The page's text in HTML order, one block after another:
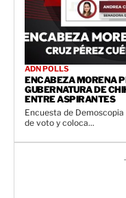
ADN POLLS
ENCABEZA MORENA
GUBERNATURA DE
ENTRE ASPIRANTES
Encuesta de
de voto y coloca...